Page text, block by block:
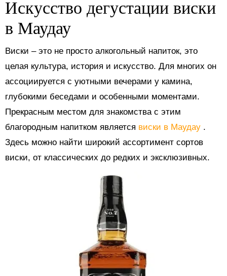
Искусство дегустации виски
в Маудау
Виски – это не просто алкогольный напиток, это
целая культура, история и искусство. Для многих он
ассоциируется с уютными вечерами у камина,
глубокими беседами и особенными моментами.
Прекрасным местом для знакомства с этим
благородным напитком является виски в Маудау .
Здесь можно найти широкий ассортимент сортов
виски, от классических до редких и эксклюзивных.